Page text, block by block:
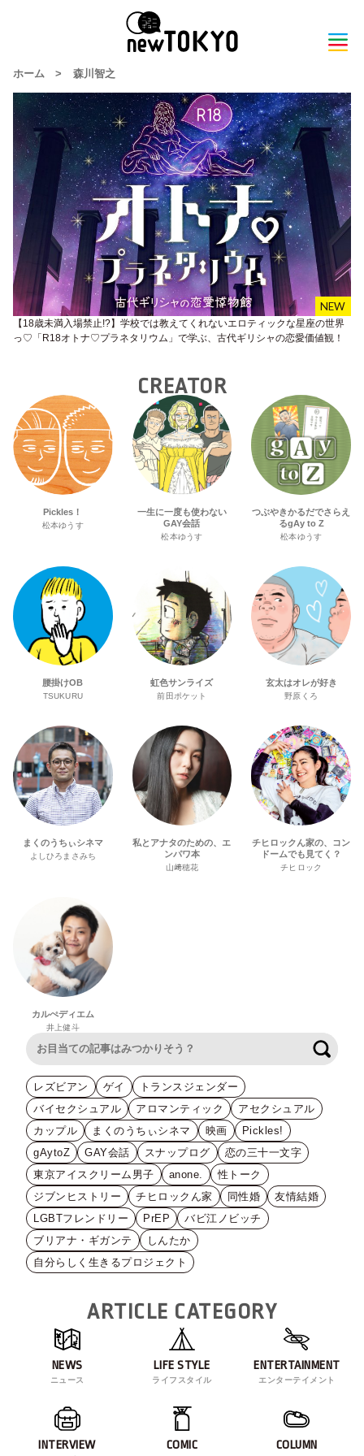
ホーム > 森川智之
【18歳未満入場禁止!?】学校では教えてくれないエロティックな星座の世界
っ♡「R18オトナ♡プラネタリウム」で学ぶ、古代ギリシャの恋愛価値観！
CREATOR
Pickles！
松本ゆうす
一生に一度も使わない
GAY会話
松本ゆうす
つぶやきかるだでさらえ
るgAy to Z
松本ゆうす
腰掛けOB
TSUKURU
虹色サンライズ
前田ポケット
玄太はオレが好き
野原くろ
まくのうちぃシネマ
よしひろまさみち
私とアナタのための、エ
ンパワ本
山﨑穂花
チヒロックん家の、コン
ドームでも見てく？
チヒロック
カルぺディエム
井上健斗
レズビアン ゲイ
トランスジェンダー
バイセクシュアル
アロマンティック
アセクシュアル
カップル
まくのうちぃシネマ 映画
Pickles!
gAytoZ
GAY会話 スナップログ
恋の三十一文字
東京アイスクリーム男子
anone.
性トーク
ジブンヒストリー
チヒロックん家 同性婚
友情結婚
LGBTフレンドリー
PrEP
バビ江ノビッチ
ブリアナ・ギガンテ
しんたか
自分らしく生きるプロジェクト
ARTICLE CATEGORY
NEWS
ニュース
LIFE STYLE
ライフスタイル
ENTERTAINMENT
エンターテイメント
INTERVIEW COMIC COLUMN